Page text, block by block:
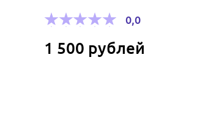
0,0
1 500 рублей